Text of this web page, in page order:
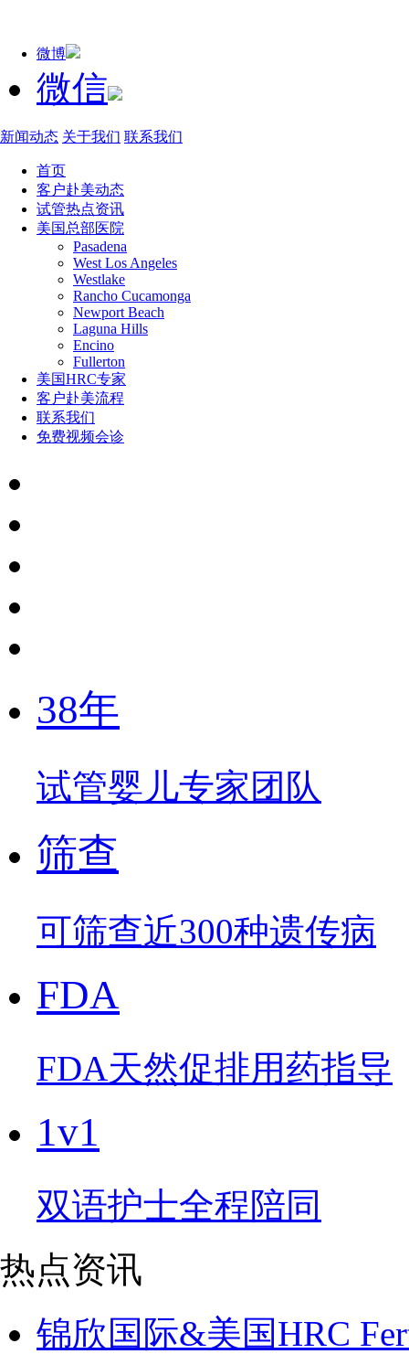
微博
微信
新闻动态 关于我们 联系我们
首页
客户赴美动态
试管热点资讯
美国总部医院
Pasadena
West Los Angeles
Westlake
Rancho Cucamonga
Newport Beach
Laguna Hills
Encino
Fullerton
美国HRC专家
客户赴美流程
联系我们
免费视频会诊
38年
试管婴儿专家团队
筛查
可筛查近300种遗传病
FDA
FDA天然促排用药指导
1v1
双语护士全程陪同
热点资讯
锦欣国际&美国HRC